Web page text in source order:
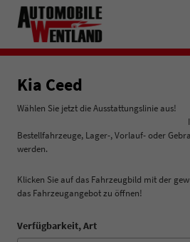
Kia Ceed
Wählen Sie jetzt die
Im Menü
Bestellfahrzeuge, Lager-, Vorlauf- oder
werden.
Klicken Sie auf das Fahrzeugbild mit der
das Fahrzeugangebot zu öffnen!
Verfügbarkeit, Art